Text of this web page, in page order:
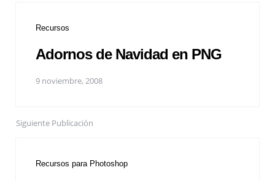
Recursos
Adornos de Navidad en PNG
9 noviembre, 2008
Siguiente Publicación
Recursos para Photoshop